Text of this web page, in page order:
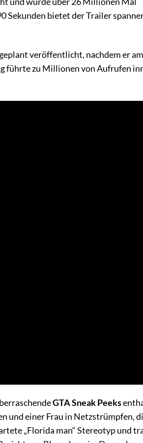
Sekunden bietet der Trailer
veröffentlicht, nachdem er
führte zu Millionen von Aufrufen
GTA Sneak Peeks
und einer Frau in Netzstrümpfen,
„Florida man“ Stereotyp und